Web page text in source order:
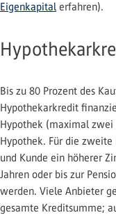
Eigenkapital erfahren).
Bis zu 80 Prozent des
Hypothekarkredit
Hypothek (maximal
Hypothek. Für die
und Kunde ein höherer
Jahren oder bis zur
werden. Viele Anbieter
gesamte Kreditsumme;